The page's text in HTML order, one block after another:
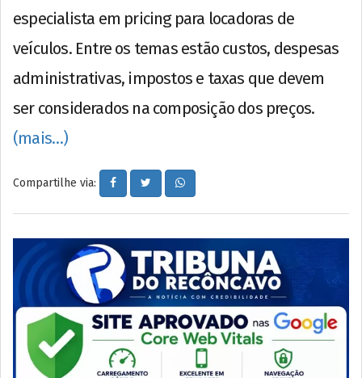
especialista em pricing para locadoras de
veículos. Entre os temas estão custos, despesas
administrativas, impostos e taxas que devem
ser considerados na composição dos preços.
(mais…)
Compartilhe via: